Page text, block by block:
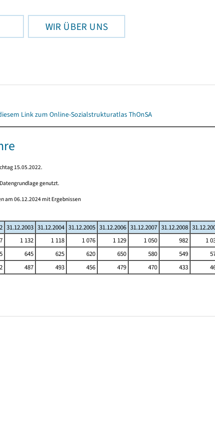
WIR ÜBER UNS
Link zum Online-Sozialstrukturatlas ThOnSA
15.05.2022.
genutzt.
am 06.12.2024 mit Ergebnissen
31.12.2003 31.12.2004 31.12.2005 31.12.2006 31.12.2007 31.12.2008
1 132 1 118 1 076 1 129 1 050 982
1
645 625 620 650 580 549
487 493 456 479 470 433